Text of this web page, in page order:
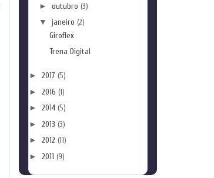
= A4
► outubro (3)
▼ janeiro (2)
Giroflex
Trena Digital
► 2017 (5)
► 2016 (1)
► 2014 (5)
► 2013 (3)
► 2012 (11)
► 2011 (9)